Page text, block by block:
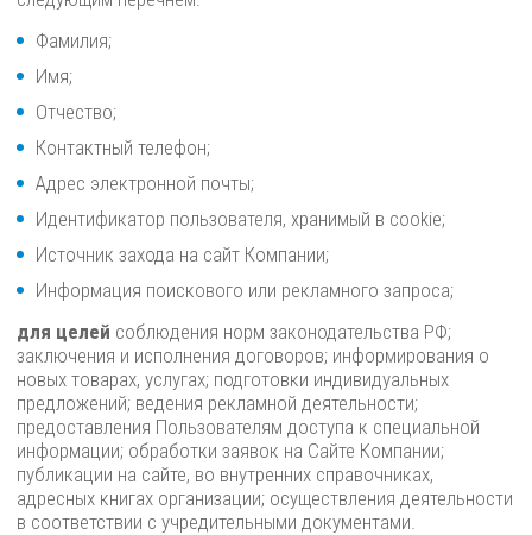
Фамилия;
Имя;
Отчество;
Контактный телефон;
Адрес электронной почты;
Идентификатор пользователя, хранимый в cookie;
Источник захода на сайт Компании;
Информация поискового или рекламного запроса;
для целей соблюдения норм законодательства РФ;
заключения и исполнения договоров; информирования о
новых товарах, услугах; подготовки индивидуальных
предложений; ведения рекламной деятельности;
предоставления Пользователям доступа к специальной
информации; обработки заявок на Сайте Компании;
публикации на сайте, во внутренних справочниках,
адресных книгах организации; осуществления деятельности
в соответствии с учредительными документами.